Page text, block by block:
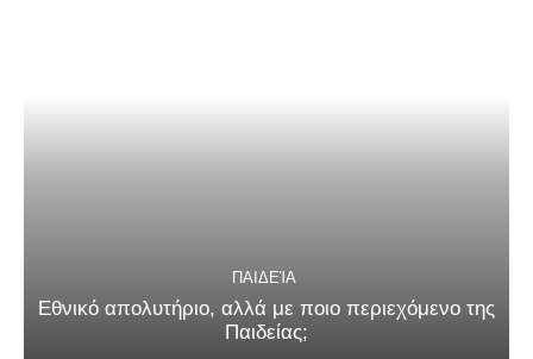
ΠΑΙΔΕΊΑ
Εθνικό απολυτήριο, αλλά με ποιο περιεχόμενο της
Παιδείας;